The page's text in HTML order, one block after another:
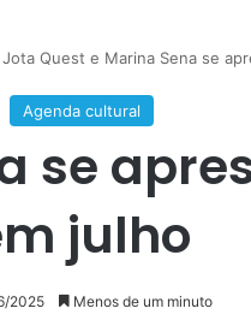
Jota Quest e Marina Sena se
Agenda cultural
se
julho
2025 Menos de um minuto